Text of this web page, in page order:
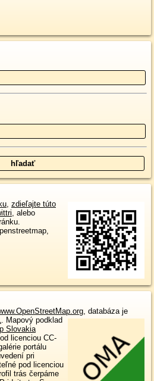
, zdieľajte túto
, alebo
, databáza je
. Mapový podklad
Slovakia
licenciou CC-
portálu
pri
pod licenciou
trás čerpáme